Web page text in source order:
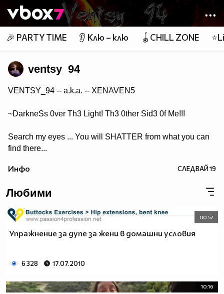
👾
🎉 PARTY TIME 👂 Клю – клю 🪀CHILL ZONE
ventsy_94
VENTSY_94 -- a.k.a. -- XENAVEN5
~DarkneSs 0ver Th3 Light! Th3 0ther Sid3 0f Me!!!
Search my eyes ... You will SHATTER from what you can
find there...
Инфо СЛЕДВАЙ19
Любими
00:57
Упражнение за дупе за жени в домашни условия
6 328 17.07.2010
10:16